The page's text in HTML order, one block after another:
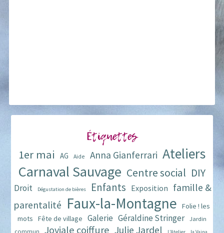
Étiquettes
1er mai AG Aide Anna Gianferrari Ateliers
Carnaval Sauvage Centre social DIY
Droit Dégustation de bières Enfants Exposition famille &
parentalité Faux-la-Montagne
Folie ! les
mots
Fête de village Galerie Géraldine Stringer
Jardin
commun
Joviale coiffure Julie Jardel L'Atelier la Vaina